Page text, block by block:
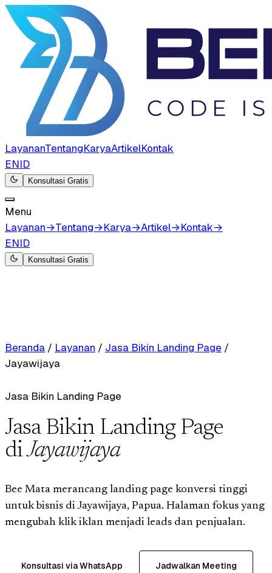
LayananTentangKaryaArtikelKontak
ENID
Konsultasi Gratis
Menu
Layanan→Tentang→Karya→Artikel→Kontak→
ENID
Konsultasi Gratis
Beranda / Layanan / Jasa Bikin Landing Page /
Jayawijaya
Jasa Bikin Landing Page
Jasa Bikin Landing Page
diJayawijaya
Bee Mata merancang landing page konversi tinggi
untuk bisnis di Jayawijaya, Papua. Halaman fokus yang
mengubah klik iklan menjadi leads dan penjualan.
Konsultasi via WhatsApp Jadwalkan Meeting